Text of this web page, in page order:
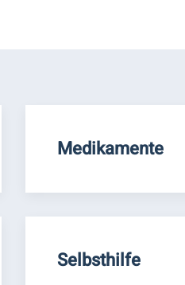
Medikamente
Selbsthilfe